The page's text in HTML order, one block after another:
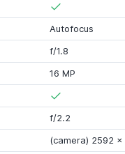
Autofocus
f/1.8
16 MP
f/2.2
(camera) 2592 x